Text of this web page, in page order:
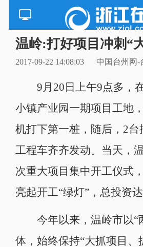
温岭:打好项目冲刺“
2017-09-22 14:08:03 中国台州网-
9月20日上午9点多，
小镇产业园一期项目工地
机打下第一桩，随后，2台
工程车齐齐发动。当天，
次重大项目集中开工仪式
亮起开工“绿灯”，总投资达
今年以来，温岭市以“
体，始终保持“大抓项目、